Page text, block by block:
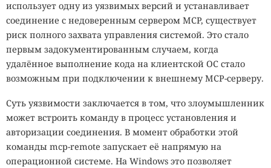
использует одну из уязвимых версий и устанавливает
соединение с недоверенным сервером MCP, существует
риск полного захвата управления системой. Это стало
первым задокументированным случаем, когда
удалённое выполнение кода на клиентской ОС стало
возможным при подключении к внешнему MCP-серверу.
Суть уязвимости заключается в том, что злоумышленник
может встроить команду в процесс установления и
авторизации соединения. В момент обработки этой
команды mcp-remote запускает её напрямую на
операционной системе. На Windows это позволяет